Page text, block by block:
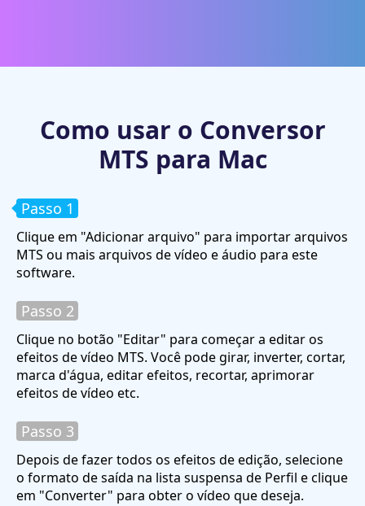
Como usar o Conversor
MTS para Mac
Passo 1
Clique em "Adicionar arquivo" para importar arquivos
MTS ou mais arquivos de vídeo e áudio para este
software.
Passo 2
Clique no botão "Editar" para começar a editar os
efeitos de vídeo MTS. Você pode girar, inverter, cortar,
marca d'água, editar efeitos, recortar, aprimorar
efeitos de vídeo etc.
Passo 3
Depois de fazer todos os efeitos de edição, selecione
o formato de saída na lista suspensa de Perfil e clique
em "Converter" para obter o vídeo que deseja.